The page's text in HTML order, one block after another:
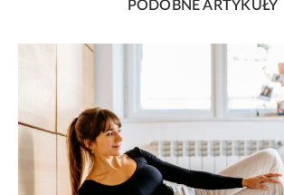
PODOBNE ARTYKUŁY